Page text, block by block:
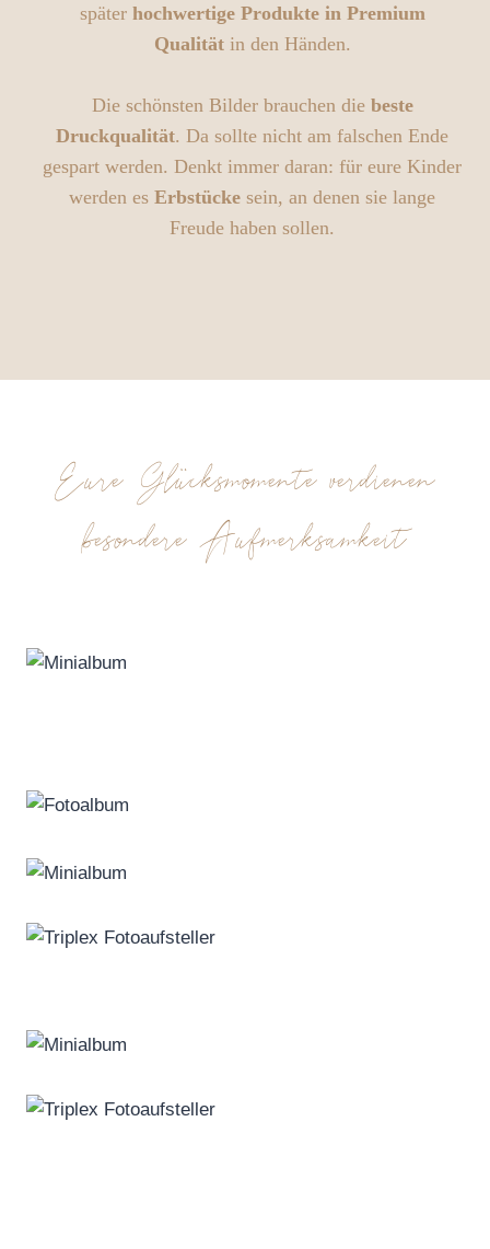
später hochwertige Produkte in Premium
Qualität in den Händen.
Die schönsten Bilder brauchen die beste
Druckqualität. Da sollte nicht am falschen Ende
gespart werden. Denkt immer daran: für eure Kinder
werden es Erbstücke sein, an denen sie lange
Freude haben sollen.
Eure Glücksmomente verdienen
besondere Aufmerksamkeit